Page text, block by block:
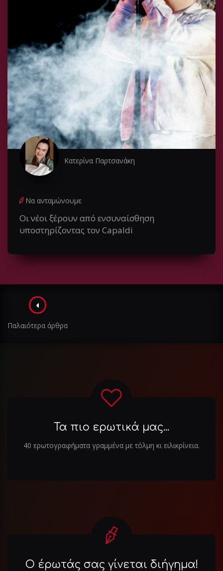
Κατερίνα Παρτσανάκη
Να ανταμώνουμε
Οι νέοι ξέρουν από ενσυναίσθηση
υποστηρίζοντας τον Capaldi
Πλοήγηση
στα
Παλαιότερα άρθρα
Τα πιο ερωτικά μας...
40 ερωτογραφήματα γραμμένα με τόλμη κι ειλικρίνεια.
Ο έρωτάς σας γίνεται διήγημα!